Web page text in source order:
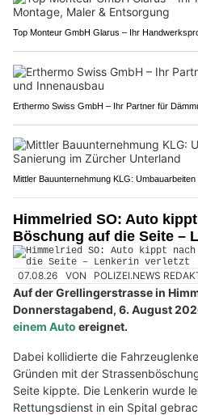
Top Monteur GmbH Glarus – Ihr
Erthermo Swiss GmbH – Ihr Partner für
Mittler Bauunternehmung KLG:
Himmelried SO: Auto
Böschung auf die Seite –
07.08.26 VON POLIZEI.NEWS
Auf der Grellingerstrasse in
Donnerstagabend, 6. August
einem Auto ereignet.
Dabei kollidierte die
Gründen mit der
Seite kippte. Die Lenkerin wurde
Rettungsdienst in ein Spital